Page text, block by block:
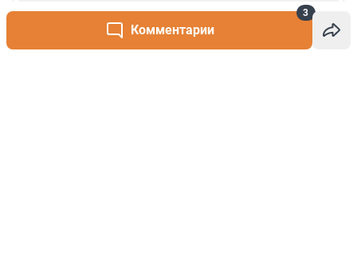
Комментарии
3